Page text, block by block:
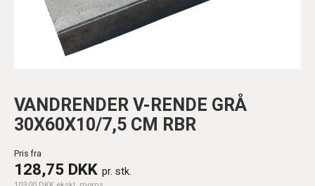
VANDRENDER V-RENDE GRÅ
30X60X10/7,5 CM RBR
Pris fra
128,75 DKK pr. stk.